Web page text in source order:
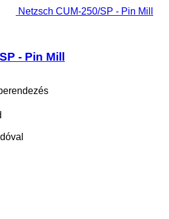
Netzsch CUM-250/SP - Pin Mill
- Pin Mill